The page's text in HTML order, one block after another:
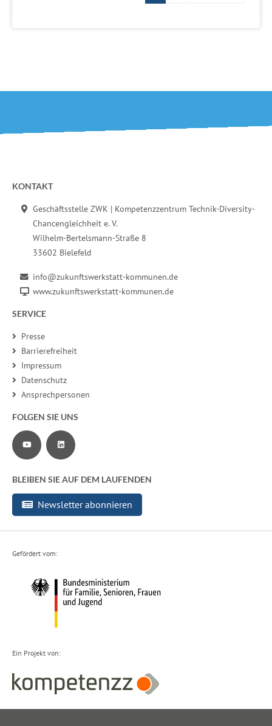
Fußbereich der Seite
KONTAKT
Geschäftsstelle ZWK | Kompetenzzentrum Technik-Diversity-
Chancengleichheit e. V.
Wilhelm-Bertelsmann-Straße 8
33602 Bielefeld
info@zukunftswerkstatt-kommunen.de
www.zukunftswerkstatt-kommunen.de
SERVICE
Presse
Barrierefreiheit
Impressum
Datenschutz
Ansprechpersonen
FOLGEN SIE UNS
Zu unserem YouTube-Channel
Zu unserer LinkedIn-Seite
BLEIBEN SIE AUF DEM LAUFENDEN
Newsletter abonnieren
Gefördert vom:
Ein Projekt von: